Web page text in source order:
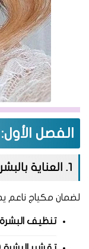
الفصل
1. العناية بالبشرة قبل المكياج
لضمان مكياج ناعم
تنظيف البشرة